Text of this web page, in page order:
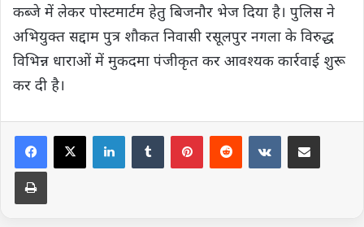
कब्जे में लेकर पोस्टमार्टम हेतु बिजनौर भेज दिया है। पुलिस ने
अभियुक्त सद्दाम पुत्र शौकत निवासी रसूलपुर नगला के विरुद्ध
विभिन्न धाराओं में मुकदमा पंजीकृत कर आवश्यक कार्रवाई शुरू
कर दी है।
LinkedInTumblrPinterestRedditVKontakte
Share via Email
Print